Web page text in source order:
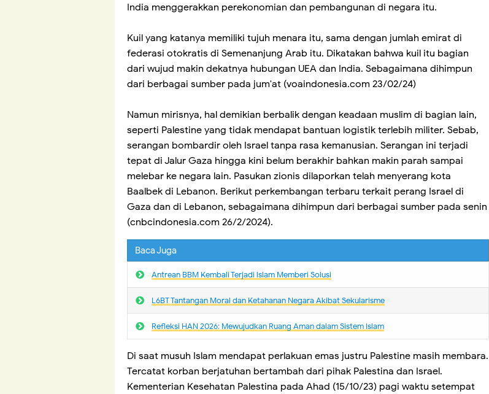
India menggerakkan perekonomian dan pembangunan di negara itu.
Kuil yang katanya memiliki tujuh menara itu, sama dengan jumlah emirat di
federasi otokratis di Semenanjung Arab itu. Dikatakan bahwa kuil itu bagian
dari wujud makin dekatnya hubungan UEA dan India. Sebagaimana dihimpun
dari berbagai sumber pada jum'at (voaindonesia.com 23/02/24)
Namun mirisnya, hal demikian berbalik dengan keadaan muslim di bagian lain,
seperti Palestine yang tidak mendapat bantuan logistik terlebih militer. Sebab,
serangan bombardir oleh Israel tanpa rasa kemanusian. Serangan ini terjadi
tepat di Jalur Gaza hingga kini belum berakhir bahkan makin parah sampai
melebar ke negara lain. Pasukan zionis dilaporkan telah menyerang kota
Baalbek di Lebanon. Berikut perkembangan terbaru terkait perang Israel di
Gaza dan di Lebanon, sebagaimana dihimpun dari berbagai sumber pada senin
(cnbcindonesia.com 26/2/2024).
Baca Juga
Antrean BBM Kembali Terjadi lslam Memberi Solusi
L6BT Tantangan Moral dan Ketahanan Negara Akibat Sekularisme
Refleksi HAN 2026: Mewujudkan Ruang Aman dalam Sistem Islam
Di saat musuh Islam mendapat perlakuan emas justru Palestine masih membara.
Tercatat korban berjatuhan bertambah dari pihak Palestina dan Israel.
Kementerian Kesehatan Palestina pada Ahad (15/10/23) pagi waktu setempat